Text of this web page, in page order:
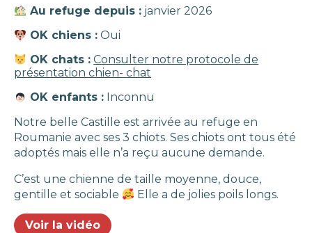
Au refuge depuis : janvier 2026
OK chiens : Oui
OK chats : Consulter notre protocole de
présentation chien- chat
OK enfants : Inconnu
Notre belle Castille est arrivée au refuge en
Roumanie avec ses 3 chiots. Ses chiots ont tous été
adoptés mais elle n’a reçu aucune demande.
C’est une chienne de taille moyenne, douce,
gentille et sociable
Elle a de jolies poils longs.
Voir la vidéo